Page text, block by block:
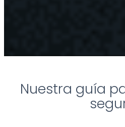
Nuestra guía